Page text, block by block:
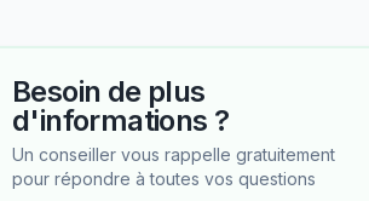
Besoin de plus
d'informations ?
Un conseiller vous rappelle gratuitement
pour répondre à toutes vos questions